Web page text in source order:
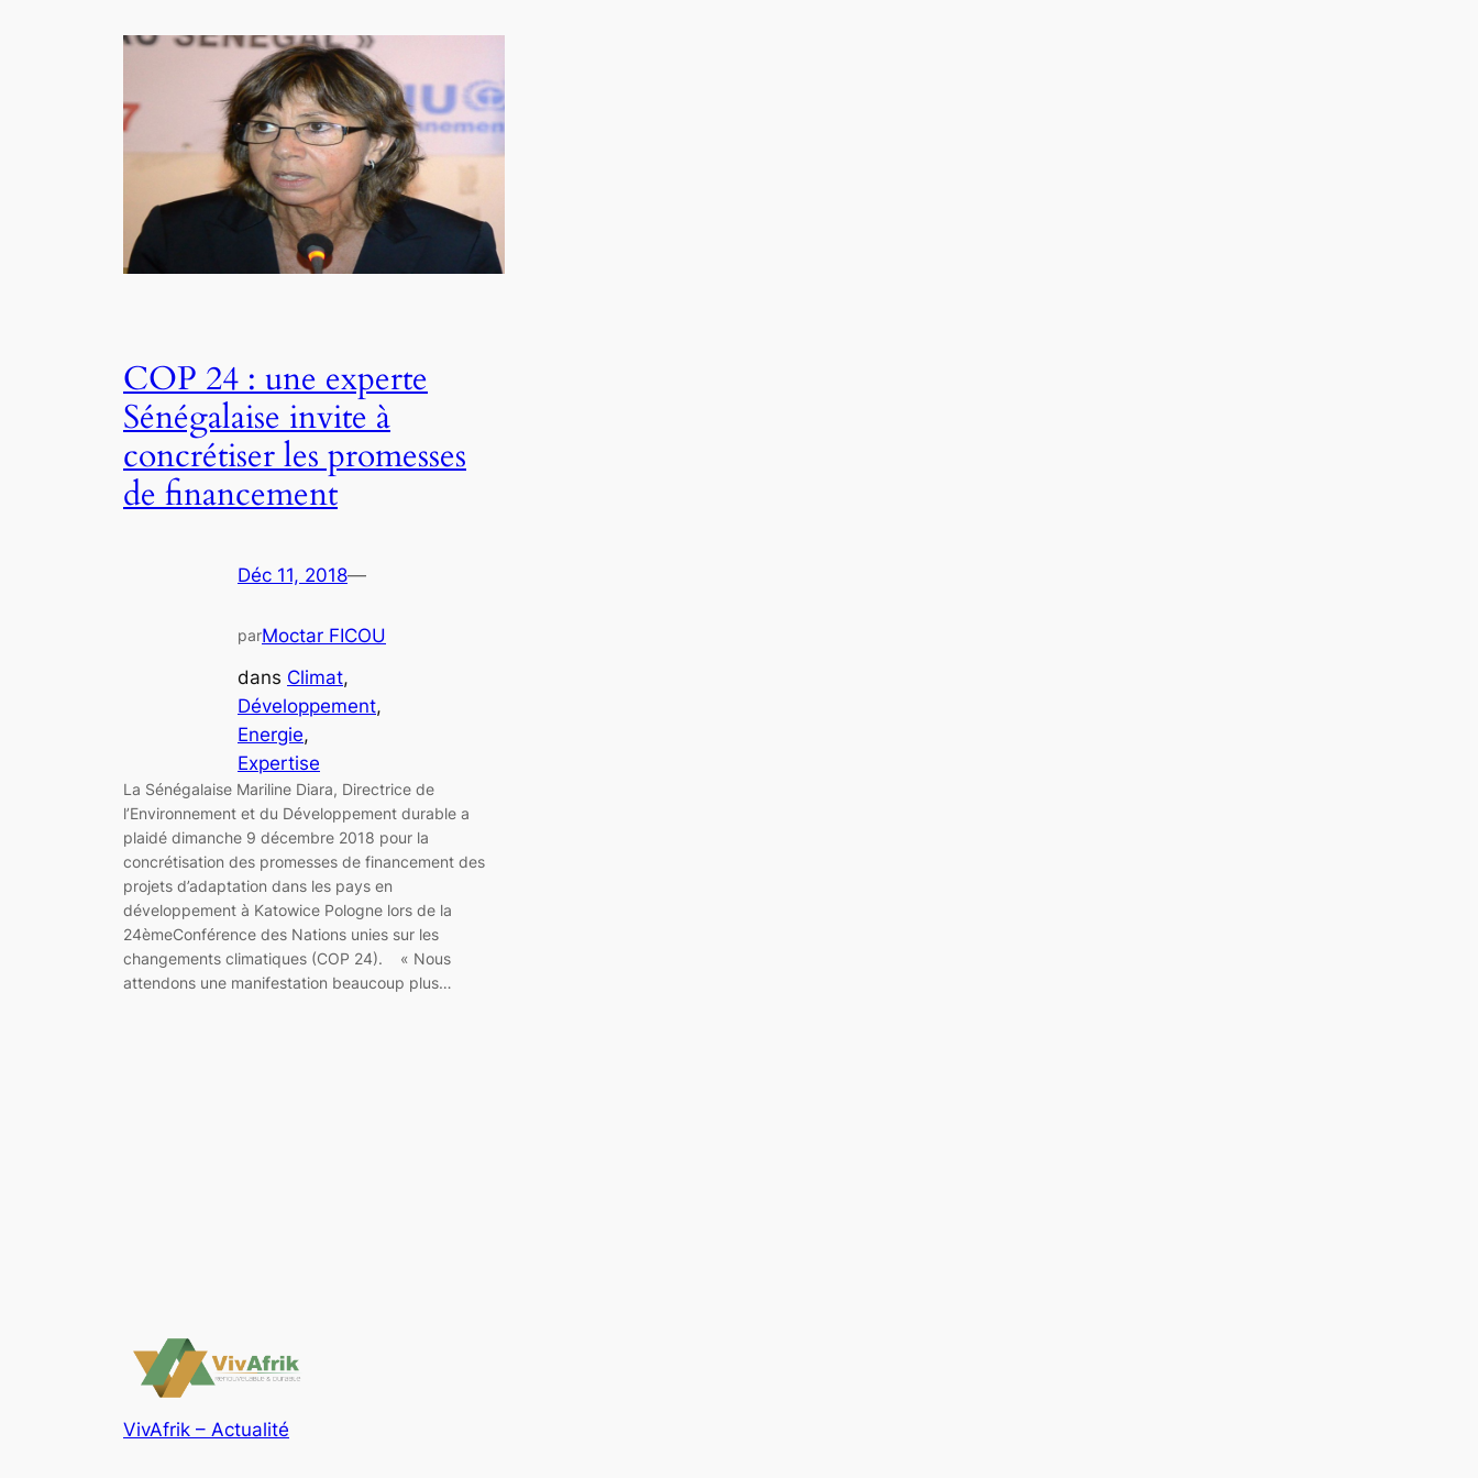
COP 24 : une experte
Sénégalaise invite à
concrétiser les promesses
de financement
Déc 11, 2018—
parMoctar FICOU
dans Climat
Développement
Energie
Expertise
La Sénégalaise Mariline Diara, Directrice de
l’Environnement et du Développement durable a
plaidé dimanche 9 décembre 2018 pour la
concrétisation des promesses de financement des
projets d’adaptation dans les pays en
développement à Katowice Pologne lors de la
24èmeConférence des Nations unies sur les
changements climatiques (COP 24). « Nous
attendons une manifestation beaucoup plus…
VivAfrik – Actualité